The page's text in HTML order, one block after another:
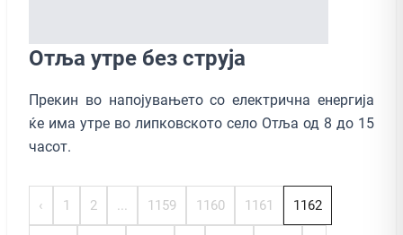
Отља утре без струја
Прекин во напојувањето со електрична енергија
ќе има утре во липковското село Отља од 8 до 15
часот.
‹ 1 2 ... 1159 1160 1161 1162